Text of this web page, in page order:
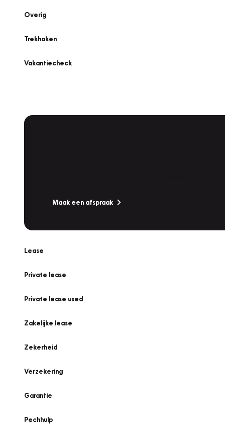
Overig
Trekhaken
Vakantiecheck
Maak een afspraak
Lease
Private lease
Private lease used
Zakelijke lease
Zekerheid
Verzekering
Garantie
Pechhulp